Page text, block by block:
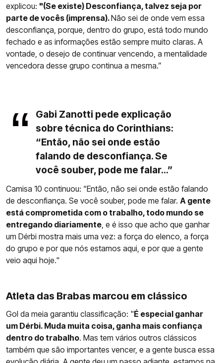
explicou: "(Se existe) Desconfiança, talvez seja por
parte de vocês (imprensa).Não sei de onde vem essa
desconfiança, porque, dentro do grupo, está todo mundo
fechado e as informações estão sempre muito claras. A
vontade, o desejo de continuar vencendo, a mentalidade
vencedora desse grupo continua a mesma.”
Gabi Zanotti pede explicação
sobre técnica do Corinthians:
“Então, não sei onde estão
falando de desconfiança. Se
você souber, pode me falar...”
Camisa 10 continuou: “Então, não sei onde estão falando
de desconfiança. Se você souber, pode me falar. A gente
está comprometida com o trabalho, todo mundo se
entregando diariamente, e é isso que acho que ganhar
um Dérbi mostra mais uma vez: a força do elenco, a força
do grupo e por que nós estamos aqui, e por que a gente
veio aqui hoje."
Atleta das Brabas marcou em clássico
Gol da meia garantiu classificação: "É especial ganhar
um Dérbi. Muda muita coisa, ganha mais confiança
dentro do trabalho. Mas tem vários outros clássicos
também que são importantes vencer, e a gente busca essa